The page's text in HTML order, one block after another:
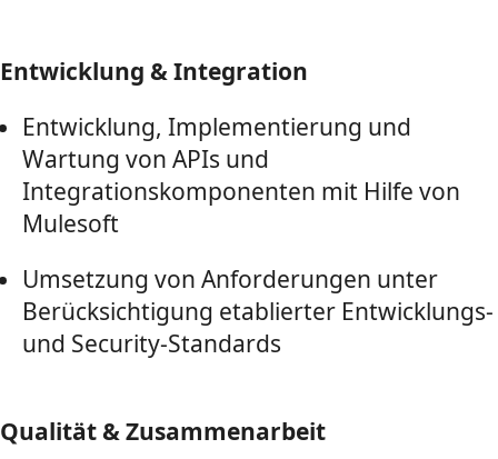
Entwicklung & Integration
Entwicklung, Implementierung und
Wartung von APIs und
Integrationskomponenten mit Hilfe von
Mulesoft
Umsetzung von Anforderungen unter
Berücksichtigung etablierter Entwicklungs-
und Security-Standards
Qualität & Zusammenarbeit